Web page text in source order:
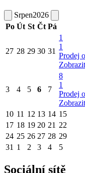
Srpen2026
Po Út St Čt Pá
27 28 29 30 31
1
1
Prodej
3 4 5 6 7
8
1
Prodej
10 11 12 13 14 15
17 18 19 20 21 22
24 25 26 27 28 29
31 1 2 3 4 5
Sociální sítě